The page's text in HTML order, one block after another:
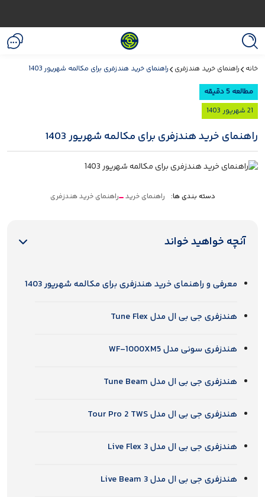
خانه راهنمای خرید هندزفری راهنمای خرید هندزفری برای مکالمه شهریور 1403
مطالعه 5 دقیقه
21 شهریور 1403
راهنمای خرید هندزفری برای مکالمه شهریور 1403
دسته بندی ها: راهنمای خرید راهنمای خرید هندزفری
آنچه خواهید خواند
معرفی و راهنمای خرید هندزفری برای مکالمه شهریور 1403
هندزفری جی بی ال مدل Tune Flex
هندزفری سونی مدل WF-1000XM5
هندزفری جی بی ال مدل Tune Beam
هندزفری جی بی ال مدل Tour Pro 2 TWS
هندزفری جی بی ال مدل Live Flex 3
هندزفری جی بی ال مدل Live Beam 3